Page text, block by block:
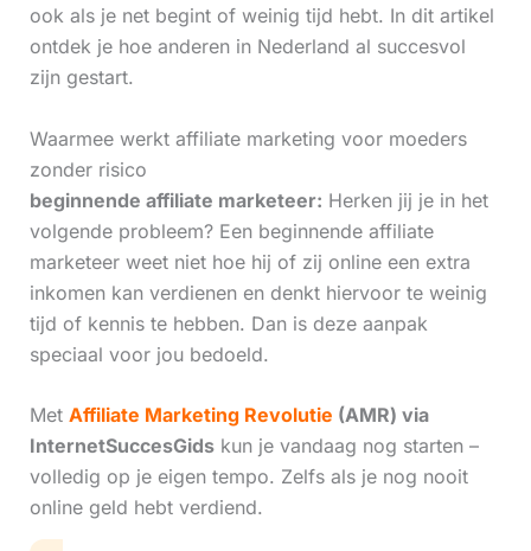
ook als je net begint of weinig tijd hebt. In dit artikel
ontdek je hoe anderen in Nederland al succesvol
zijn gestart.
Waarmee werkt affiliate marketing voor moeders
zonder risico
beginnende affiliate marketeer: Herken jij je in het
volgende probleem? Een beginnende affiliate
marketeer weet niet hoe hij of zij online een extra
inkomen kan verdienen en denkt hiervoor te weinig
tijd of kennis te hebben. Dan is deze aanpak
speciaal voor jou bedoeld.
Met Affiliate Marketing Revolutie (AMR) via
InternetSuccesGidskun je vandaag nog starten –
volledig op je eigen tempo. Zelfs als je nog nooit
online geld hebt verdiend.